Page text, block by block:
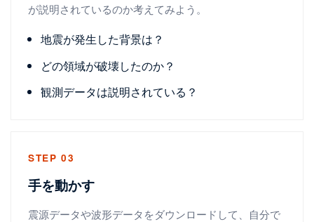
が説明されているのか考えてみよう。
地震が発生した背景は？
どの領域が破壊したのか？
観測データは説明されている？
STEP 03
手を動かす
震源データや波形データをダウンロードして、自分で